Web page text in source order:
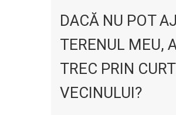
DACĂ NU POT
TERENUL MEU,
TREC PRIN
VECINULUI?